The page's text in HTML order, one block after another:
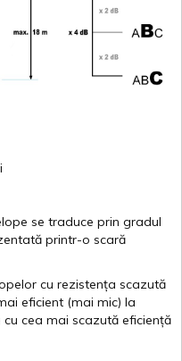
se traduce prin gradul
printr-o scară
cu rezistența scazută
eficient (mai mic) la
cu cea mai scazută eficiență